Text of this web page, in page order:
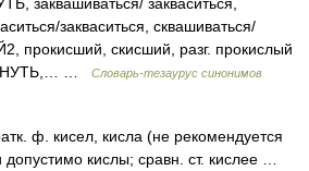
закваситься, сквашиваться/
прокисший, скисший, разг. прокислый
…
Словарь-тезаурус синонимов
ф. кисел, кисла (не рекомендуется
допустимо кислы; сравн. ст. кислее …